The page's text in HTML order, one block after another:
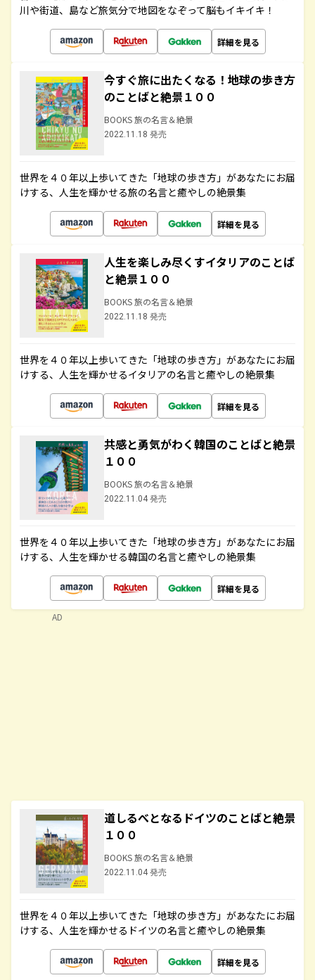
川や街道、島など旅気分で地図をなぞって脳もイキイキ！
詳細を見る
今すぐ旅に出たくなる！地球の歩き方
のことばと絶景１００
BOOKS 旅の名言＆絶景
2022.11.18 発売
世界を４０年以上歩いてきた「地球の歩き方」があなたにお届
けする、人生を輝かせる旅の名言と癒やしの絶景集
詳細を見る
人生を楽しみ尽くすイタリアのことば
と絶景１００
BOOKS 旅の名言＆絶景
2022.11.18 発売
世界を４０年以上歩いてきた「地球の歩き方」があなたにお届
けする、人生を輝かせるイタリアの名言と癒やしの絶景集
詳細を見る
共感と勇気がわく韓国のことばと絶景
１００
BOOKS 旅の名言＆絶景
2022.11.04 発売
世界を４０年以上歩いてきた「地球の歩き方」があなたにお届
けする、人生を輝かせる韓国の名言と癒やしの絶景集
詳細を見る
道しるべとなるドイツのことばと絶景
１００
BOOKS 旅の名言＆絶景
2022.11.04 発売
世界を４０年以上歩いてきた「地球の歩き方」があなたにお届
けする、人生を輝かせるドイツの名言と癒やしの絶景集
詳細を見る
AD